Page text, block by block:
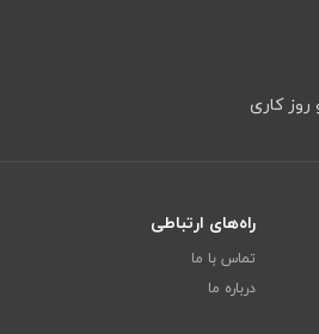
روز کاری
راه‌های ارتباطی
تماس با ما
درباره ما